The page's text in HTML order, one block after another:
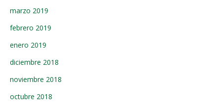
marzo 2019
febrero 2019
enero 2019
diciembre 2018
noviembre 2018
octubre 2018